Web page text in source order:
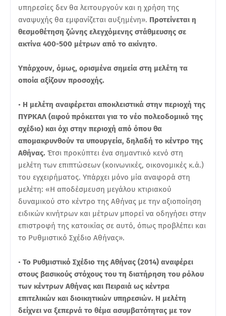
υπηρεσίες δεν θα λειτουργούν και η χρήση της
αναψυχής θα εμφανίζεται αυξημένη». Προτείνεται η
θεσμοθέτηση ζώνης ελεγχόμενης στάθμευσης σε
ακτίνα 400-500 μέτρων από το ακίνητο.
Υπάρχουν, όμως, ορισμένα σημεία στη μελέτη τα
οποία αξίζουν προσοχής.
• Η μελέτη αναφέρεται αποκλειστικά στην περιοχή της
ΠΥΡΚΑΛ (αφού πρόκειται για το νέο πολεοδομικό της
σχέδιο) και όχι στην περιοχή από όπου θα
απομακρυνθούν τα υπουργεία, δηλαδή το κέντρο της
Αθήνας. Έτσι προκύπτει ένα σημαντικό κενό στη
μελέτη των επιπτώσεων (κοινωνικές, οικονομικές κ.ά.)
του εγχειρήματος. Υπάρχει μόνο μία αναφορά στη
μελέτη: «Η αποδέσμευση μεγάλου κτιριακού
δυναμικού στο κέντρο της Αθήνας με την αξιοποίηση
ειδικών κινήτρων και μέτρων μπορεί να οδηγήσει στην
επιστροφή της κατοικίας σε αυτό, όπως προβλέπει και
το Ρυθμιστικό Σχέδιο Αθήνας».
• Το Ρυθμιστικό Σχέδιο της Αθήνας (2014) αναφέρει
στους βασικούς στόχους του τη διατήρηση του ρόλου
των κέντρων Αθήνας και Πειραιά ως κέντρα
επιτελικών και διοικητικών υπηρεσιών. Η μελέτη
δείχνει να ξεπερνά το θέμα ασυμβατότητας με τον